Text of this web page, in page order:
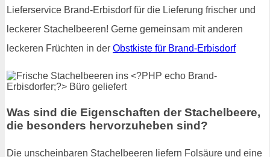
Lieferservice Brand-Erbisdorf für die Lieferung frischer und
leckerer Stachelbeeren! Gerne gemeinsam mit anderen
leckeren Früchten in der Obstkiste für Brand-Erbisdorf
Was sind die Eigenschaften der Stachelbeere,
die besonders hervorzuheben sind?
Die unscheinbaren Stachelbeeren liefern Folsäure und eine